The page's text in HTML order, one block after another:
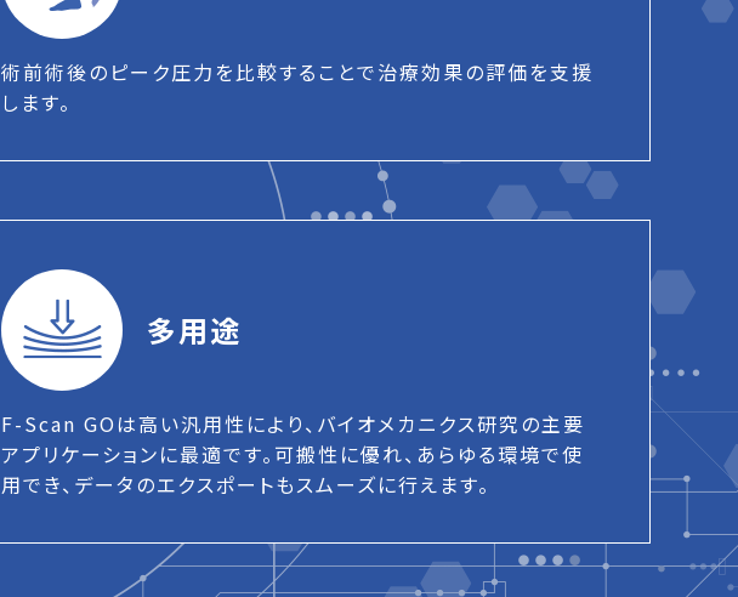
術前術後のピーク圧力を比較することで治療効果の評価を支援
します。
多用途
F-Scan GOは高い汎用性により、バイオメカニクス研究の主要
アプリケーションに最適です。可搬性に優れ、あらゆる環境で使
用でき、データのエクスポートもスムーズに行えます。